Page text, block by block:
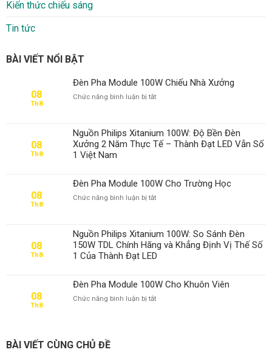
Kiến thức chiếu sáng
Tin tức
BÀI VIẾT NỔI BẬT
08
Th8
Đèn Pha Module 100W Chiếu Nhà Xưởng
Chức năng bình luận bị tắtở
100W
Chiếu
08
Th8
Nguồn Philips Xitanium 100W: Độ Bền Đèn
Xưởng 2 Năm Thực Tế – Thành Đạt LED Vẫn Số
1 Việt Nam
08
Th8
Đèn Pha Module 100W Cho Trường Học
Chức năng bình luận bị tắtở
100W
Cho
Trường
08
Th8
Nguồn Philips Xitanium 100W: So Sánh Đèn
150W TDL Chính Hãng và Khẳng Định Vị Thế Số
1 Của Thành Đạt LED
08
Th8
Đèn Pha Module 100W Cho Khuôn Viên
Chức năng bình luận bị tắtở
BÀI VIẾT CÙNG CHỦ ĐỀ